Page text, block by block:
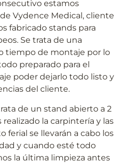
estamos
Vydence Medical, cliente
fabricado stands para
Se trata de una
tiempo de montaje por lo
preparado para el
poder dejarlo todo listo y
del cliente.
de un stand abierto a 2
la carpintería y las
ferial se llevarán a cabo los
y cuando esté todo
la última limpieza antes